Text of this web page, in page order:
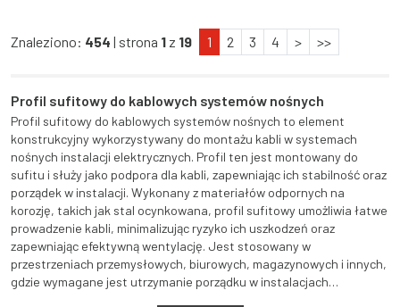
Znaleziono: 454 | strona 1 z 19 1 2 3 4 > >>
Profil sufitowy do kablowych systemów nośnych
Profil sufitowy do kablowych systemów nośnych to element
konstrukcyjny wykorzystywany do montażu kabli w systemach
nośnych instalacji elektrycznych. Profil ten jest montowany do
sufitu i służy jako podpora dla kabli, zapewniając ich stabilność oraz
porządek w instalacji. Wykonany z materiałów odpornych na
korozję, takich jak stal ocynkowana, profil sufitowy umożliwia łatwe
prowadzenie kabli, minimalizując ryzyko ich uszkodzeń oraz
zapewniając efektywną wentylację. Jest stosowany w
przestrzeniach przemysłowych, biurowych, magazynowych i innych,
gdzie wymagane jest utrzymanie porządku w instalacjach